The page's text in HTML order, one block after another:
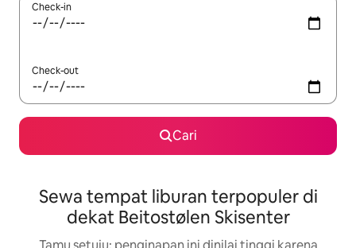
Check-in
Check-out
Cari
Sewa tempat liburan terpopuler di
dekat Beitostølen Skisenter